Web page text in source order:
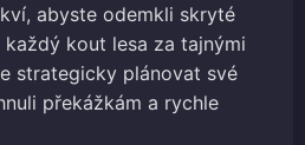
abyste odemkli skryté
kout lesa za tajnými
strategicky plánovat své
překážkám a rychle